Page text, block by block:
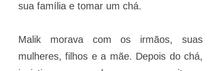
sua família e tomar um chá.
Malik morava com os irmãos, suas
mulheres, filhos e a mãe. Depois do chá,